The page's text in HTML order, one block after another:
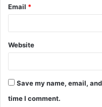
Email *
Website
Save my name, email,
time I comment.